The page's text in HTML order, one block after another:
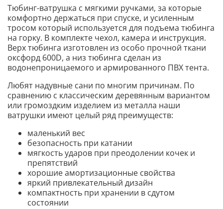
Тюбинг-ватрушка с мягкими ручками, за которые
комфортно держаться при спуске, и усиленным
тросом который используется для подъема тюбинга
на горку. В комплекте чехол, камера и инструкция.
Верх тюбинга изготовлен из особо прочной ткани
оксфорд 600D, а низ тюбинга сделан из
водонепроницаемого и армированного ПВХ тента.
Любят надувные сани по многим причинам. По
сравнению с классическим деревянным вариантом
или громоздким изделием из металла наши
ватрушки имеют целый ряд преимуществ:
маленький вес
безопасность при катании
мягкость ударов при преодолении кочек и
препятствий
хорошие амортизационные свойства
яркий привлекательный дизайн
компактность при хранении в сдутом
состоянии